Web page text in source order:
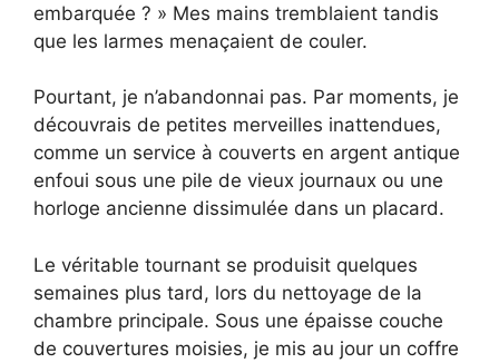
embarquée ? » Mes mains tremblaient tandis
que les larmes menaçaient de couler.
Pourtant, je n’abandonnai pas. Par moments, je
découvrais de petites merveilles inattendues,
comme un service à couverts en argent antique
enfoui sous une pile de vieux journaux ou une
horloge ancienne dissimulée dans un placard.
Le véritable tournant se produisit quelques
semaines plus tard, lors du nettoyage de la
chambre principale. Sous une épaisse couche
de couvertures moisies, je mis au jour un coffre